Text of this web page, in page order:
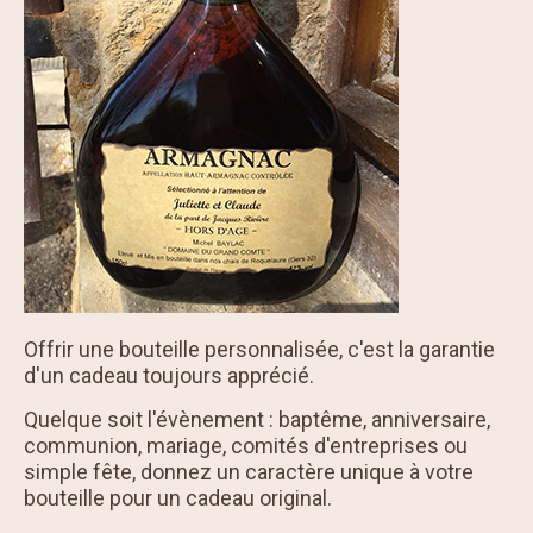
Offrir une bouteille personnalisée, c'est la garantie
d'un cadeau toujours apprécié.
Quelque soit l'évènement : baptême, anniversaire,
communion, mariage, comités d'entreprises ou
simple fête, donnez un caractère unique à votre
bouteille pour un cadeau original.